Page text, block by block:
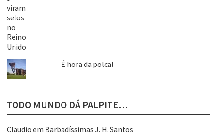
É hora da polca!
TODO MUNDO DÁ PALPITE…
Claudio em Barbadíssimas J. H. Santos